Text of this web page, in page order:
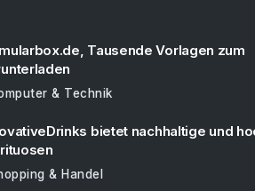
Tausende Vorlagen zum
& Technik
bietet nachhaltige und
& Handel